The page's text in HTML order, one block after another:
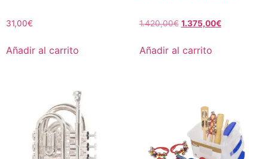
31,00€
Añadir al carrito
1.420,00€ 1.375,00€
Añadir al carrito